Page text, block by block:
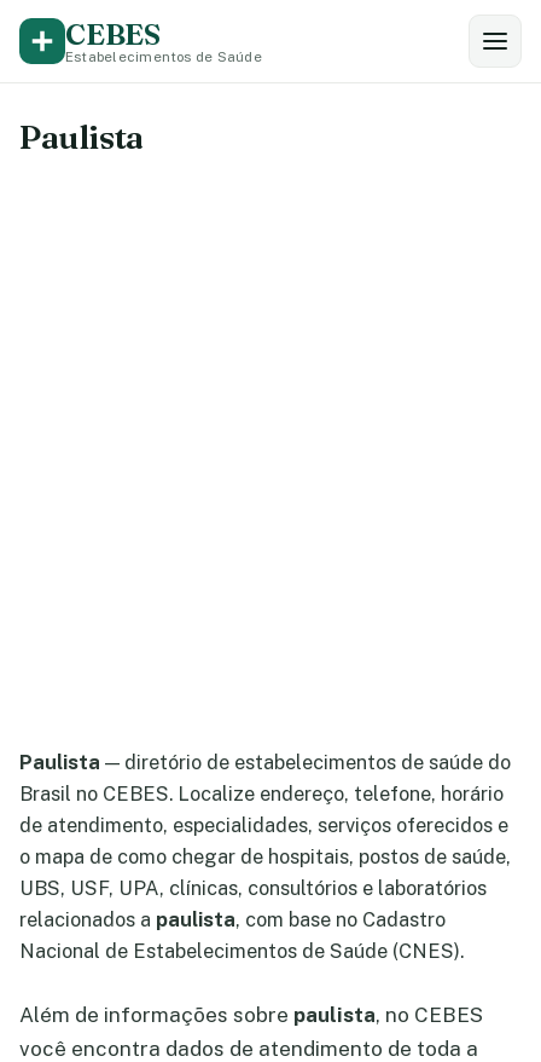
CEBES
Estabelecimentos de Saúde
Paulista
Paulista — diretório de estabelecimentos de saúde do
Brasil no CEBES. Localize endereço, telefone, horário
de atendimento, especialidades, serviços oferecidos e
o mapa de como chegar de hospitais, postos de saúde,
UBS, USF, UPA, clínicas, consultórios e laboratórios
relacionados a paulista, com base no Cadastro
Nacional de Estabelecimentos de Saúde (CNES).
Além de informações sobre paulista, no CEBES
você encontra dados de atendimento de toda a